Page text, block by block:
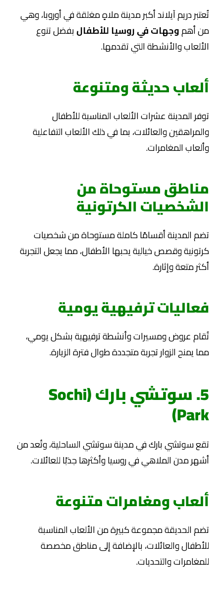
تُعتبر دريم آيلاند أكبر مدينة ملاهٍ مغلقة في أوروبا، وهي
من أهموجهات في روسيا للأطفالبفضل تنوع
الألعاب والأنشطة التي تقدمها.
ألعاب حديثة ومتنوعة
توفر المدينة عشرات الألعاب المناسبة للأطفال
والمراهقين والعائلات، بما في ذلك الألعاب التفاعلية
وألعاب المغامرات.
مناطق مستوحاة من
الشخصيات الكرتونية
تضم المدينة أقسامًا كاملة مستوحاة من شخصيات
كرتونية وقصص خيالية يحبها الأطفال، مما يجعل التجربة
أكثر متعة وإثارة.
فعاليات ترفيهية يومية
تُقام عروض ومسيرات وأنشطة ترفيهية بشكل يومي،
مما يمنح الزوار تجربة متجددة طوال فترة الزيارة.
5. سوتشي بارك (Sochi
Park)
تقع سوتشي بارك في مدينة سوتشي الساحلية، وتُعد من
أشهر مدن الملاهي في روسيا وأكثرها جذبًا للعائلات.
ألعاب ومغامرات متنوعة
تضم الحديقة مجموعة كبيرة من الألعاب المناسبة
للأطفال والعائلات، بالإضافة إلى مناطق مخصصة
للمغامرات والتحديات.